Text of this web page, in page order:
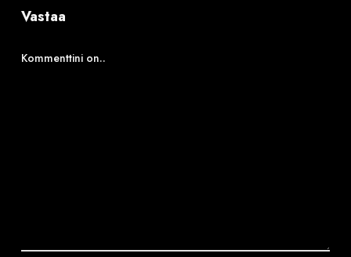
Vastaa
Kommenttini on..